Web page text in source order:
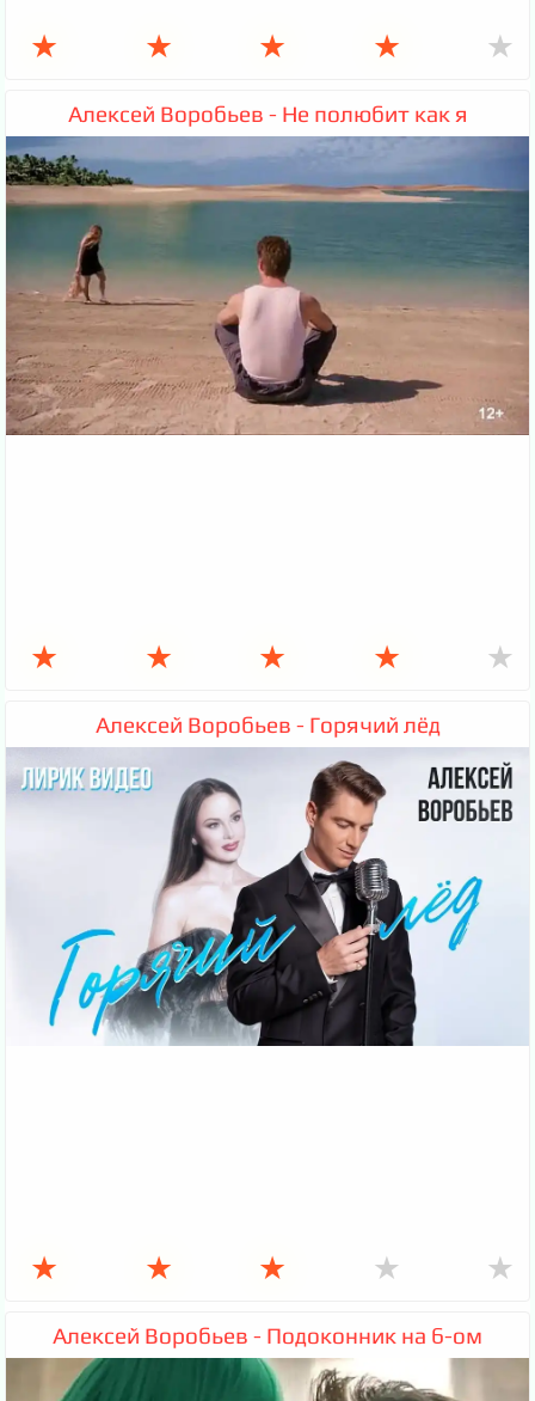
★ ★ ★ ★ ★
Алексей Воробьев - Не полюбит как я
★ ★ ★ ★ ★
Алексей Воробьев - Горячий лёд
★ ★ ★ ★ ★
Алексей Воробьев - Подоконник на 6-ом